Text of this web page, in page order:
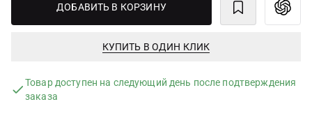
ДОБАВИТЬ В КОРЗИНУ
КУПИТЬ В ОДИН КЛИК
Товар доступен на следующий день после подтверждения
заказа